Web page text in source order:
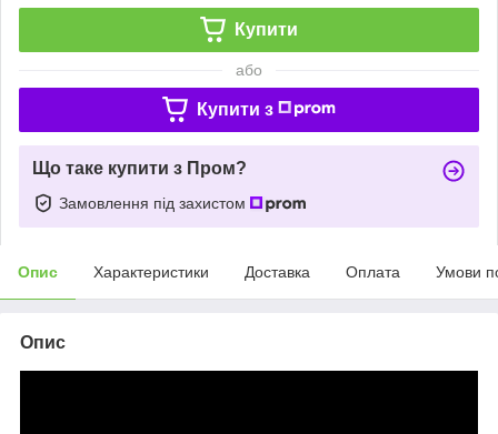
Купити
або
Купити з
Що таке купити з Пром?
Замовлення під захистом
Опис Характеристики Доставка Оплата Умови
Опис